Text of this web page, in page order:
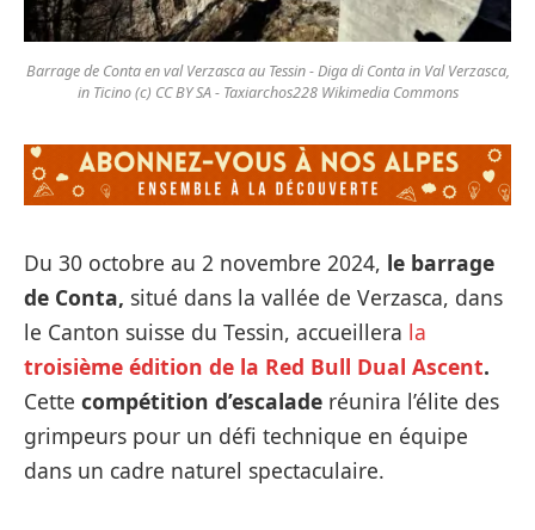
Barrage de Conta en val Verzasca au Tessin - Diga di Conta in Val Verzasca,
in Ticino (c) CC BY SA - Taxiarchos228 Wikimedia Commons
Du 30 octobre au 2 novembre 2024, le barrage
de Conta, situé dans la vallée de Verzasca, dans
le Canton suisse du Tessin, accueillera la
troisième édition de la Red Bull Dual Ascent.
Cette compétition d’escalade réunira l’élite des
grimpeurs pour un défi technique en équipe
dans un cadre naturel spectaculaire.